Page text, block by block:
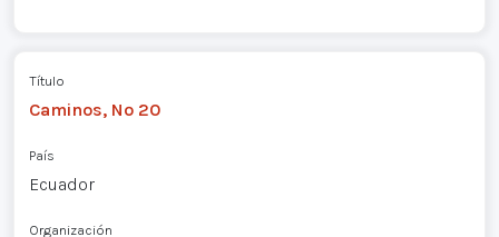
Título
Caminos, Nº 20
País
Ecuador
Organización